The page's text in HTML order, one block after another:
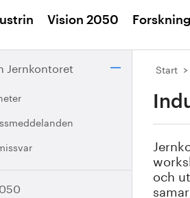
Vision 2050
Jernkontoret Start
och